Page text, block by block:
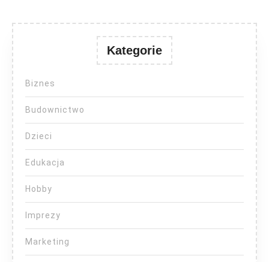
Kategorie
Biznes
Budownictwo
Dzieci
Edukacja
Hobby
Imprezy
Marketing